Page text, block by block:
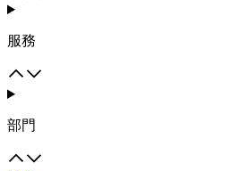
服務
部門